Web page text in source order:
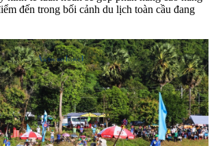
đến trong bối cảnh du lịch toàn cầu đang